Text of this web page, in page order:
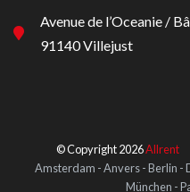
Avenue de l’Oceanie /
91140 Villejust
© Copyright 2026Allrent
Amsterdam - Anvers - Berlin -
München -